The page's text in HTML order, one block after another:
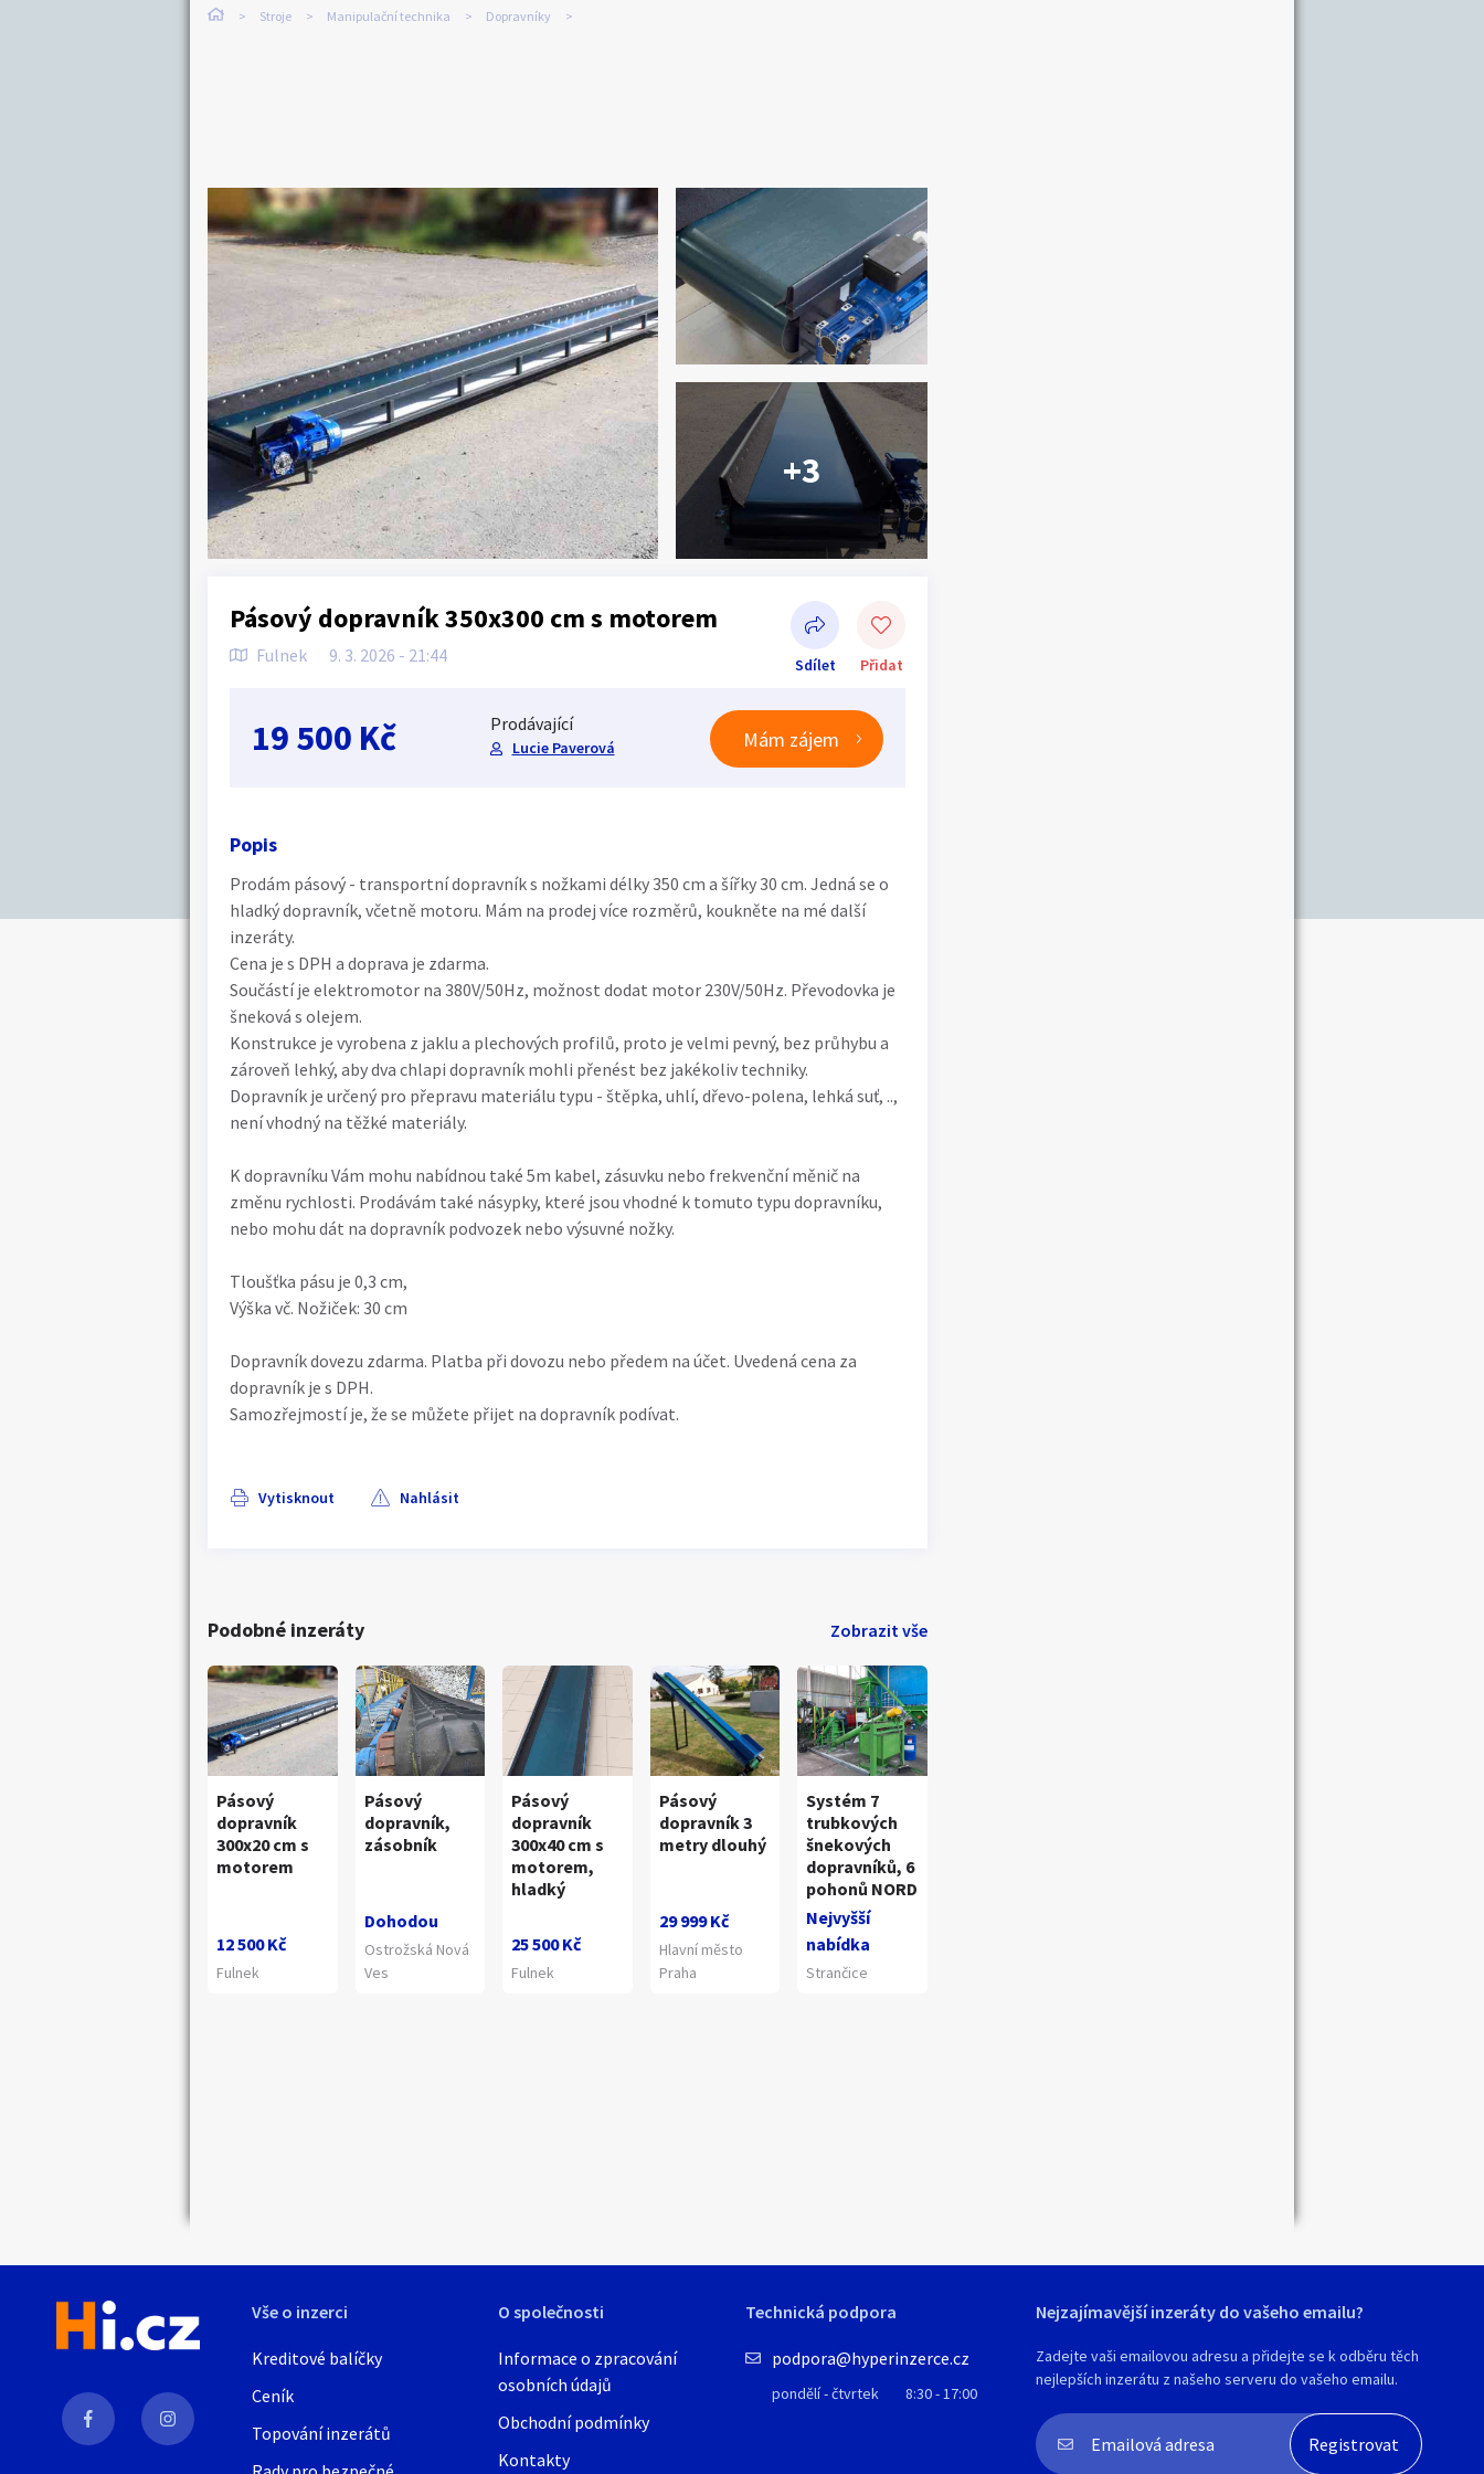
Stroje Manipulační technika Dopravníky
+3
Pásový dopravník 350x300 cm s motorem
Fulnek 9. 3. 2026 - 21:44 Sdílet Přidat
Sdílet na Facebooku
19 500 Kč Prodávající
Lucie Paverová Mám zájem
Popis
Prodám pásový - transportní dopravník s nožkami délky 350 cm a šířky 30 cm. Jedná se o
hladký dopravník, včetně motoru. Mám na prodej více rozměrů, koukněte na mé další
inzeráty.
Cena je s DPH a doprava je zdarma.
Součástí je elektromotor na 380V/50Hz, možnost dodat motor 230V/50Hz. Převodovka je
šneková s olejem.
Konstrukce je vyrobena z jaklu a plechových profilů, proto je velmi pevný, bez průhybu a
zároveň lehký, aby dva chlapi dopravník mohli přenést bez jakékoliv techniky.
Dopravník je určený pro přepravu materiálu typu - štěpka, uhlí, dřevo-polena, lehká suť, ..,
není vhodný na těžké materiály.
K dopravníku Vám mohu nabídnou také 5m kabel, zásuvku nebo frekvenční měnič na
změnu rychlosti. Prodávám také násypky, které jsou vhodné k tomuto typu dopravníku,
nebo mohu dát na dopravník podvozek nebo výsuvné nožky.
Tloušťka pásu je 0,3 cm,
Výška vč. Nožiček: 30 cm
Dopravník dovezu zdarma. Platba při dovozu nebo předem na účet. Uvedená cena za
dopravník je s DPH.
Samozřejmostí je, že se můžete přijet na dopravník podívat.
Vytisknout Nahlásit
Podobné inzeráty Zobrazit vše
Pásový
dopravník
300x20 cm s
motorem
12 500 Kč
Fulnek
Pásový
dopravník,
zásobník
Dohodou
Ostrožská Nová
Ves
Pásový
dopravník
300x40 cm s
motorem,
hladký
25 500 Kč
Fulnek
Pásový
dopravník 3
metry dlouhý
29 999 Kč
Hlavní město
Praha
Systém 7
trubkových
šnekových
dopravníků, 6
pohonů NORD
Nejvyšší
nabídka
Strančice
Vše o inzerci
Kreditové balíčky
Ceník
Topování inzerátů
O společnosti
Informace o zpracování
osobních údajů
Obchodní podmínky
Kontakty
Technická podpora
podpora@hyperinzerce.cz
pondělí - čtvrtek 8:30 - 17:00
Nejzajímavější inzeráty do vašeho emailu?
Zadejte vaši emailovou adresu a přidejte se k odběru těch
nejlepších inzerátu z našeho serveru do vašeho emailu.